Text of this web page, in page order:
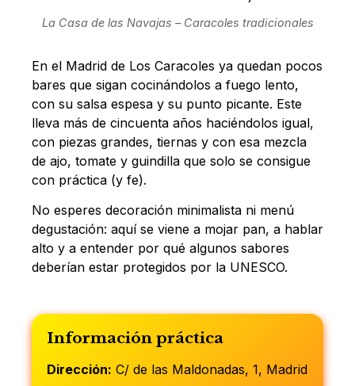
La Casa de las Navajas – Caracoles tradicionales
En el Madrid de Los Caracoles ya quedan pocos
bares que sigan cocinándolos a fuego lento,
con su salsa espesa y su punto picante. Este
lleva más de cincuenta años haciéndolos igual,
con piezas grandes, tiernas y con esa mezcla
de ajo, tomate y guindilla que solo se consigue
con práctica (y fe).
No esperes decoración minimalista ni menú
degustación: aquí se viene a mojar pan, a hablar
alto y a entender por qué algunos sabores
deberían estar protegidos por la UNESCO.
Información práctica
Dirección: C/ de las Maldonadas, 1, Madrid